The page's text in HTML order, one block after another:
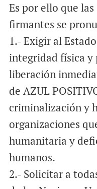
Es por ello que
firmantes se
1.- Exigir al
integridad física y
liberación
de AZUL
criminalización y
organizaciones
humanitaria y
humanos.
2.- Solicitar a